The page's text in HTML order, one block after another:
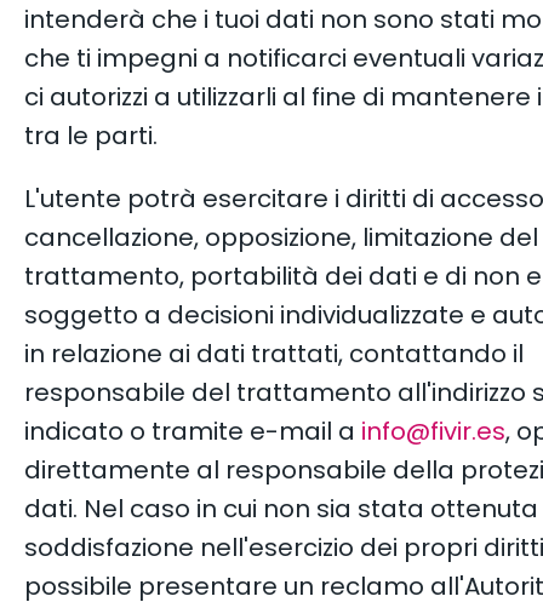
intenderà che i tuoi dati non sono stati
che ti impegni a notificarci eventuali
ci autorizzi a utilizzarli al fine di
tra le parti.
L'utente potrà esercitare i diritti di
cancellazione, opposizione, limitazione del
trattamento, portabilità dei dati e di non
soggetto a decisioni individualizzate e
in relazione ai dati trattati, contattando il
responsabile del trattamento all'indirizzo
indicato o tramite e-mail a info@fivir.es,
direttamente al responsabile della
dati. Nel caso in cui non sia stata ottenuta
soddisfazione nell'esercizio dei propri
possibile presentare un reclamo